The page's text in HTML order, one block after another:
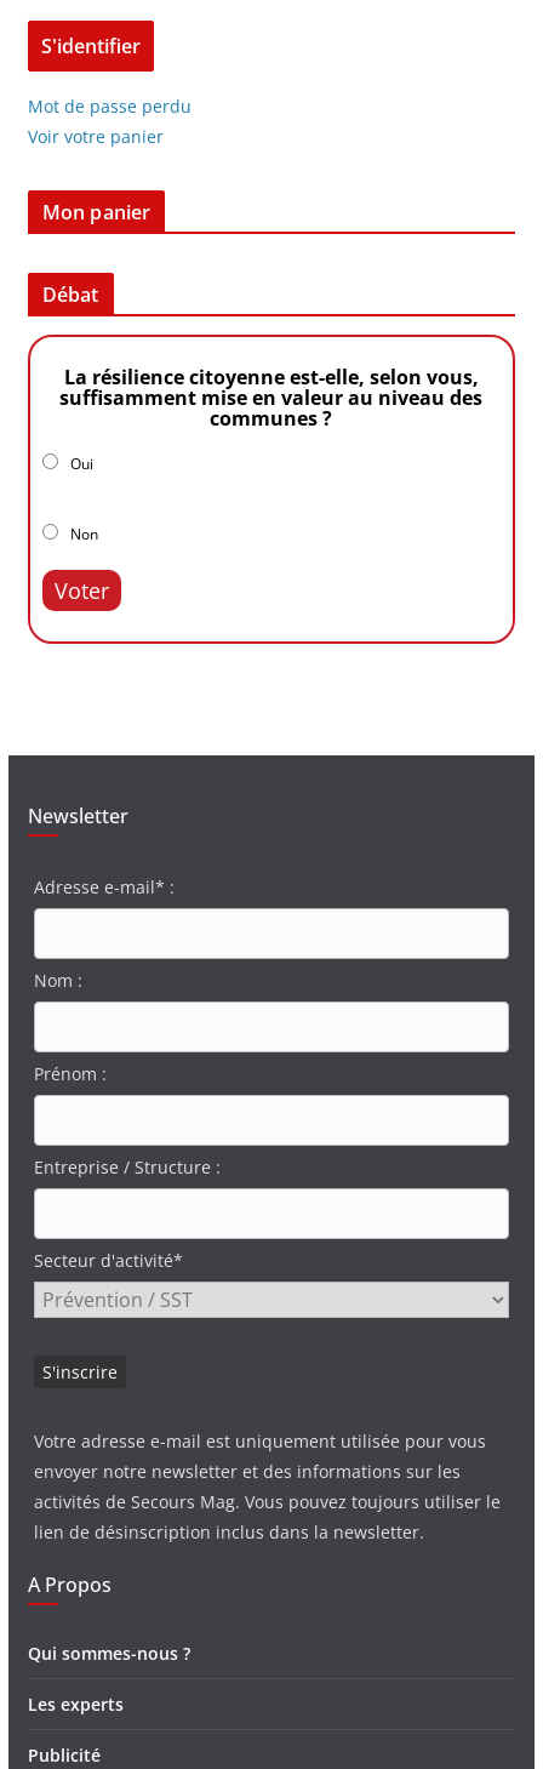
Mot de passe perdu
Voir votre panier
Mon panier
Débat
La résilience citoyenne est-elle, selon vous,
suffisamment mise en valeur au niveau des
communes ?
Oui
Non
Voter
Newsletter
Adresse e-mail* :
Nom :
Prénom :
Entreprise / Structure :
Secteur d'activité*
Votre adresse e-mail est uniquement utilisée pour vous
envoyer notre newsletter et des informations sur les
activités de Secours Mag. Vous pouvez toujours utiliser le
lien de désinscription inclus dans la newsletter.
A Propos
Qui sommes-nous ?
Les experts
Publicité